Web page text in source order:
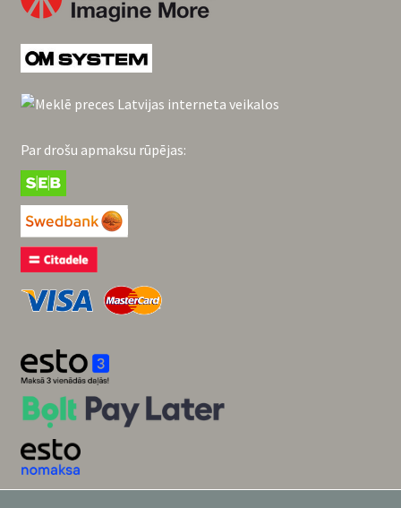
Par drošu apmaksu rūpējas: